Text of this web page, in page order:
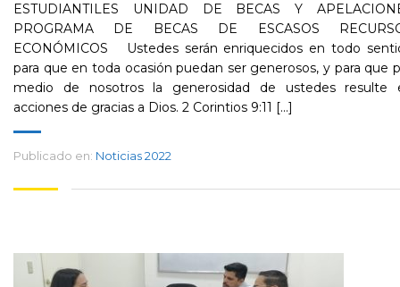
ESTUDIANTILES UNIDAD DE BECAS Y
PROGRAMA DE BECAS DE ESCASOS
ECONÓMICOS Ustedes serán enriquecidos en todo
para que en toda ocasión puedan ser generosos, y para que
medio de nosotros la generosidad de ustedes resulte
acciones de gracias a Dios. 2 Corintios 9:11 [...]
Publicado en: Noticias 2022